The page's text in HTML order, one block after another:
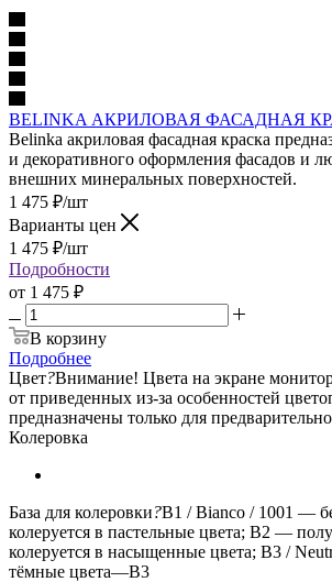
BELINKA АКРИЛОВАЯ ФАСАДНАЯ
Belinka акриловая фасадная краска
и декоративного оформления фасадов и
внешних минеральных поверхностей.
1 475 ₽/шт
Варианты цен
1 475 ₽/шт
Подробности
от 1 475 ₽
В корзину
Подробнее
Цвет?Внимание! Цвета на экране
от приведенных из-за особенностей
предназначены только для
Колеровка
База для колеровки?B1 / Bianco / 1001 —
колеруется в пастельные цвета; B2 —
колеруется в насыщенные цвета; B3 /
тёмные цвета—B3